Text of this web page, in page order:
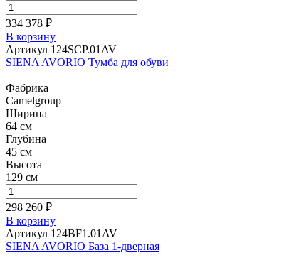
334 378 ₽
В корзину
Артикул 124SCP.01AV
SIENA AVORIO Тумба для обуви
Фабрика
Camelgroup
Ширина
64 см
Глубина
45 см
Высота
129 см
298 260 ₽
В корзину
Артикул 124BF1.01AV
SIENA AVORIO База 1-дверная